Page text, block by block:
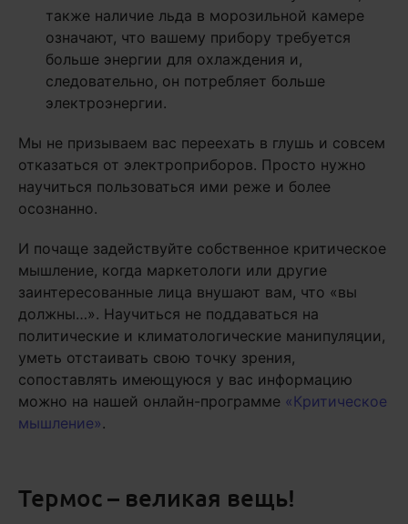
также наличие льда в морозильной камере
означают, что вашему прибору требуется
больше энергии для охлаждения и,
следовательно, он потребляет больше
электроэнергии.
Мы не призываем вас переехать в глушь и совсем
отказаться от электроприборов. Просто нужно
научиться пользоваться ими реже и более
осознанно.
И почаще задействуйте собственное критическое
мышление, когда маркетологи или другие
заинтересованные лица внушают вам, что «вы
должны…». Научиться не поддаваться на
политические и климатологические манипуляции,
уметь отстаивать свою точку зрения,
сопоставлять имеющуюся у вас информацию
можно на нашей онлайн-программе «Критическое
мышление».
Термос – великая вещь!